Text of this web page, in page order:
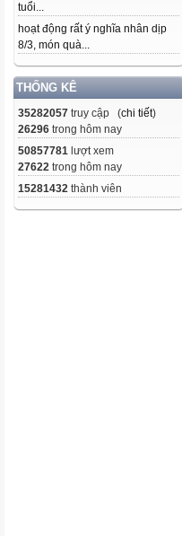
tuổi...
hoạt động rất ý nghĩa nhân dịp
8/3, món quà...
THỐNG KÊ
35282057 truy cập (chi tiết)
26296 trong hôm nay
50857781 lượt xem
27622 trong hôm nay
15281432 thành viên